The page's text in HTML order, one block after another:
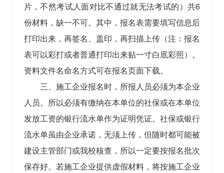
片，不然考试人面对比不通过就无法考试的）共6
份材料，缺一不可。其中，报名表需要填写信息后
打印出来，再签名、盖印，再扫描上传（注：报名
表可以彩打或者普通打印出来贴一寸白底彩照）。
资料文件名命名方式可在报名页面下载。
三、施工企业报名时，所报人员必须为本企业
人员。所以必须有缴纳在本单位的社保或在本单位
发放工资的银行流水单作为证明凭证。社保或银行
流水单虽由企业承诺，无须上传，但随时都可能被
建设主管部门或我校核查，所以一定要按报名批次
保存好。若施工企业提供虚假材料，将按施工企业